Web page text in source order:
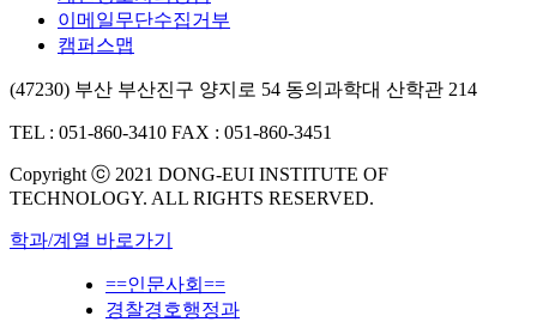
이메일무단수집거부
캠퍼스맵
(47230) 부산 부산진구 양지로 54 동의과학대 산학관 214
TEL : 051-860-3410 FAX : 051-860-3451
Copyright ⓒ 2021 DONG-EUI INSTITUTE OF
TECHNOLOGY. ALL RIGHTS RESERVED.
학과/계열 바로가기
==인문사회==
경찰경호행정과